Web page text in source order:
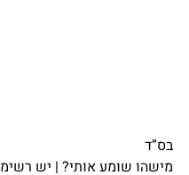
בס”ד
מישהו שומע אותי? | יש